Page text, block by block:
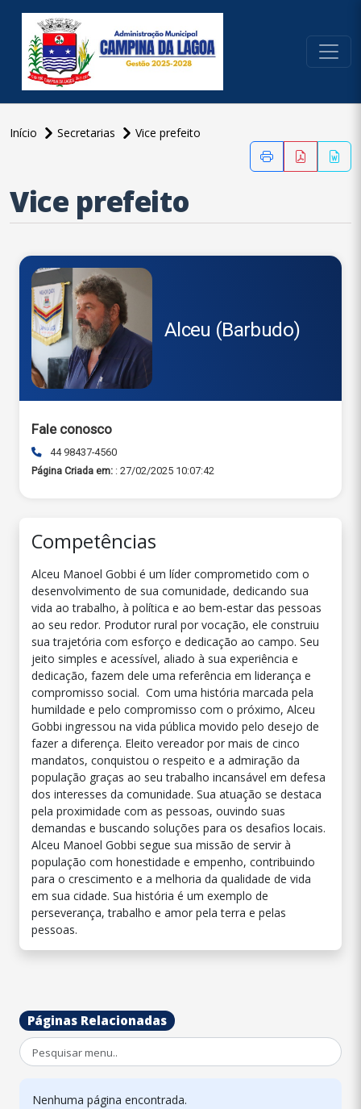
Início Secretarias
Vice prefeito
Vice prefeito
Alceu (Barbudo)
Fale conosco
44 98437-4560
Página Criada em: : 27/02/2025 10:07:42
Competências
Alceu Manoel Gobbi é um líder comprometido com o
desenvolvimento de sua comunidade, dedicando sua
vida ao trabalho, à política e ao bem-estar das pessoas
ao seu redor. Produtor rural por vocação, ele construiu
sua trajetória com esforço e dedicação ao campo. Seu
jeito simples e acessível, aliado à sua experiência e
dedicação, fazem dele uma referência em liderança e
compromisso social. Com uma história marcada pela
humildade e pelo compromisso com o próximo, Alceu
Gobbi ingressou na vida pública movido pelo desejo de
fazer a diferença. Eleito vereador por mais de cinco
mandatos, conquistou o respeito e a admiração da
população graças ao seu trabalho incansável em defesa
dos interesses da comunidade. Sua atuação se destaca
pela proximidade com as pessoas, ouvindo suas
demandas e buscando soluções para os desafios locais.
Alceu Manoel Gobbi segue sua missão de servir à
população com honestidade e empenho, contribuindo
para o crescimento e a melhoria da qualidade de vida
em sua cidade. Sua história é um exemplo de
perseverança, trabalho e amor pela terra e pelas
pessoas.
Páginas Relacionadas
Nenhuma página encontrada.